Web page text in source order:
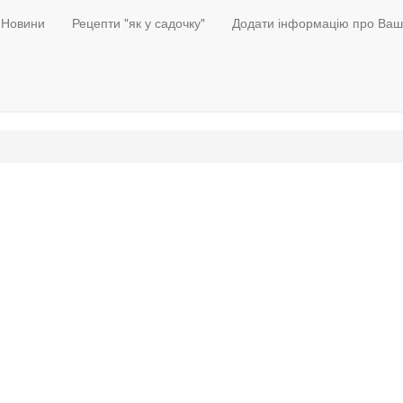
Новини Рецепти "як у садочку" Додати інформацію про